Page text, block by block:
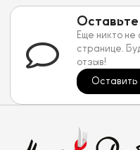
Еще никто не
странице.
отзыв!
Оставить